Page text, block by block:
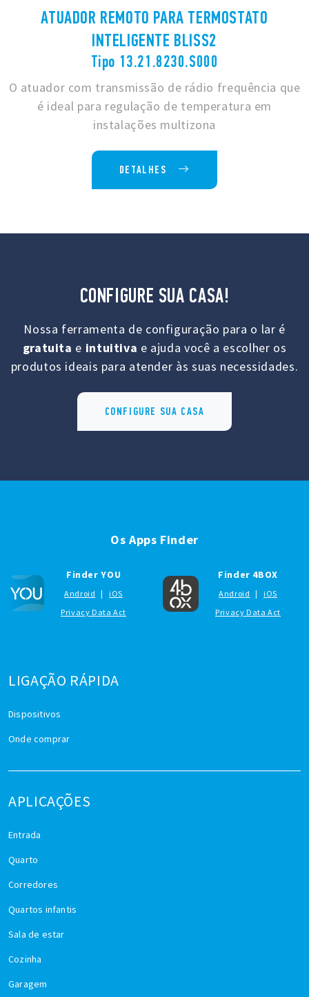
ATUADOR REMOTO PARA TERMOSTATO
INTELIGENTE BLISS2
Tipo 13.21.8230.S000
O atuador com transmissão de rádio frequência que
é ideal para regulação de temperatura em
instalações multizona
DETALHES
CONFIGURE SUA CASA!
Nossa ferramenta de configuração para o lar é
gratuita e intuitiva e ajuda você a escolher os
produtos ideais para atender às suas necessidades.
CONFIGURE SUA CASA
LIGAÇÃO RÁPIDA
Dispositivos
Onde comprar
APLICAÇÕES
Entrada
Quarto
Corredores
Quartos infantis
Sala de estar
Cozinha
Garagem
Os Apps Finder
Finder YOU
Android |
iOS
Privacy Data Act
Finder 4BOX
Android |
iOS
Privacy Data Act